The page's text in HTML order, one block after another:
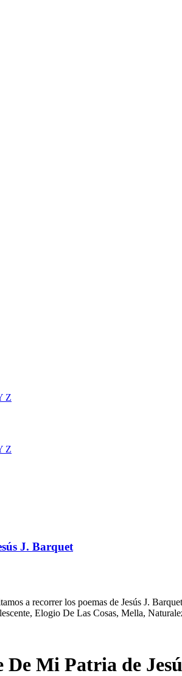
Z
Z
J. Barquet
a recorrer los poemas de Jesús J.
Elogio De Las Cosas, Mella,
Mi Patria de